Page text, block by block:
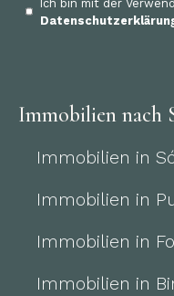
Ich bin mit der
Immobilien nach
Immobilien in
Immobilien in
Immobilien in
Immobilien in